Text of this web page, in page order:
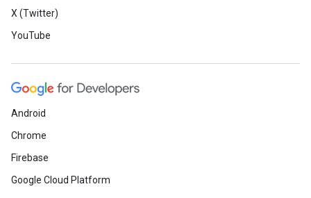
X (Twitter)
YouTube
Android
Chrome
Firebase
Google Cloud Platform